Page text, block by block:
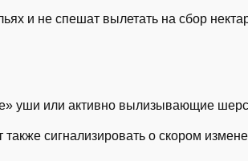
и не спешат вылетать на сбор
или активно вылизывающие
сигнализировать о скором